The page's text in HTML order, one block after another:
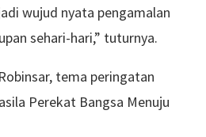
wujud nyata pengamalan
sehari-hari,” tuturnya.
tema peringatan
Perekat Bangsa Menuju